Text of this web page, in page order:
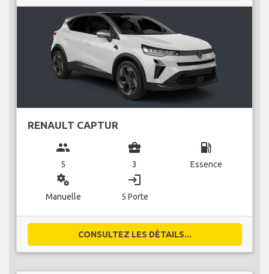
RENAULT CAPTUR
group
5
business_center
3
local_gas_station
Essence
miscellaneous_services
Manuelle
login
5 Porte
CONSULTEZ LES DÉTAILS...